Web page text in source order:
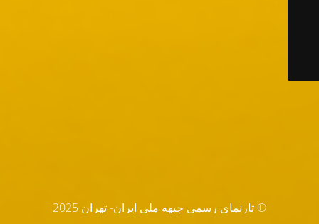
© تارنماي رسمي جبهه ملي ايران- تهران 2025